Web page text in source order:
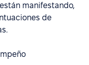
manifestando,
de